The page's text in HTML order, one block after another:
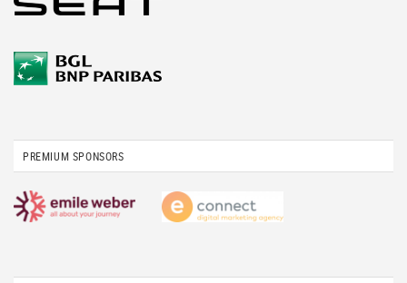
PREMIUM SPONSORS